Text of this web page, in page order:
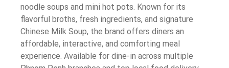
noodle soups and mini hot pots. Known for its
flavorful broths, fresh ingredients, and signature
Chinese Milk Soup, the brand offers diners an
affordable, interactive, and comforting meal
experience. Available for dine-in across multiple